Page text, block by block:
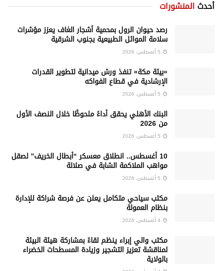
أحدث المنشورات
رصد حيوان الرول بمحمية أشجار الغاف يعزز مؤشرات
سلامة الموائل الطبيعية بجنوب الشرقية
«بيئة مكة» تنفذ ورش ميدانية لتطوير القدرات
الإرشادية في قطاع الفواكه
البنك الأهلي يحقق أداءً ملحوظًا خلال النصف الأول
من 2026
10 أغسطس.. انطلاق معسكر “أبطال الخريف” لصقل
مواهب الملاكمة الشابة في صلالة
‏مكتب سياحي متكامل يعلن عن فرصة شراكة للإدارة
بنظام العمولة
مكتب والي إبراء ينظم لقاءً بمشاركة هيئة البيئة
لمناقشة تعزيز التشجير وزيادة المسطحات الخضراء
بالولاية